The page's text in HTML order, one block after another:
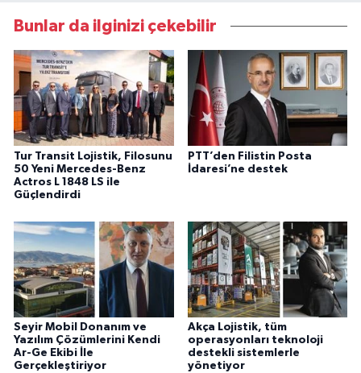
Bunlar da ilginizi çekebilir
Tur Transit Lojistik, Filosunu
50 Yeni Mercedes-Benz
Actros L 1848 LS ile
Güçlendirdi
PTT’den Filistin Posta
İdaresi’ne destek
Seyir Mobil Donanım ve
Yazılım Çözümlerini Kendi
Ar-Ge Ekibi İle
Gerçekleştiriyor
Akça Lojistik, tüm
operasyonları teknoloji
destekli sistemlerle
yönetiyor